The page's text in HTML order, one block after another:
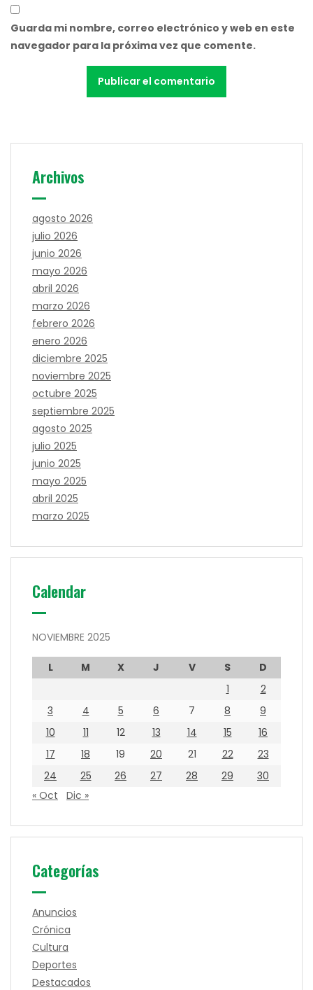
Guarda mi nombre, correo electrónico y web en este
navegador para la próxima vez que comente.
Archivos
agosto 2026
julio 2026
junio 2026
mayo 2026
abril 2026
marzo 2026
febrero 2026
enero 2026
diciembre 2025
noviembre 2025
octubre 2025
septiembre 2025
agosto 2025
julio 2025
junio 2025
mayo 2025
abril 2025
marzo 2025
Calendar
NOVIEMBRE 2025
L M X J V S
D
1
2
3
4 5 6 7 8
9
10
11 12 13 14 15
16
17
18 19 20 21 22
23
24
25 26 27 28 29
30
« Oct
Dic »
Categorías
Anuncios
Crónica
Cultura
Deportes
Destacados